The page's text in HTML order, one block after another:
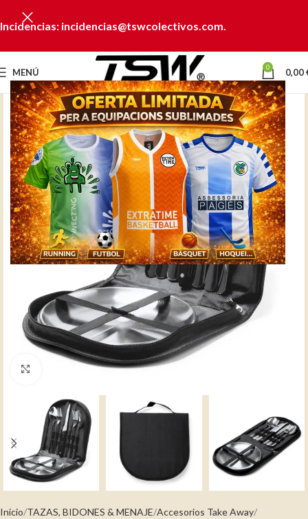
Incidencias: incidencias@tswcolectivos.com.
MENÚ 0 0,00
Clic para ampliar
Inicio TAZAS, BIDONES & MENAJE Accesorios Take Away